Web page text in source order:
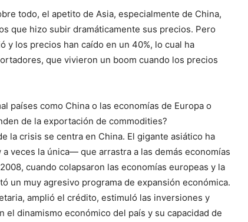
todo, el apetito de Asia, especialmente de China,
que hizo subir dramáticamente sus precios. Pero
y los precios han caído en un 40%, lo cual ha
que vivieron un boom cuando los precios
países como China o las economías de Europa o
de la exportación de commodities?
la crisis se centra en China. El gigante asiático ha
veces la única— que arrastra a las demás economías
cuando colapsaron las economías europeas y la
un muy agresivo programa de expansión económica.
amplió el crédito, estimuló las inversiones y
dinamismo económico del país y su capacidad de